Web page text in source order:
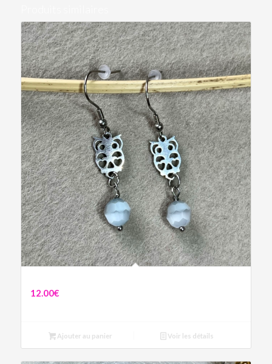
12.00€
Ajouter au panier Voir les détails